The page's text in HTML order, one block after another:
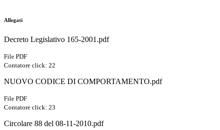
Allegati
Decreto Legislativo 165-2001.pdf
File PDF
Contatore click: 22
NUOVO CODICE DI COMPORTAMENTO.pdf
File PDF
Contatore click: 23
Circolare 88 del 08-11-2010.pdf